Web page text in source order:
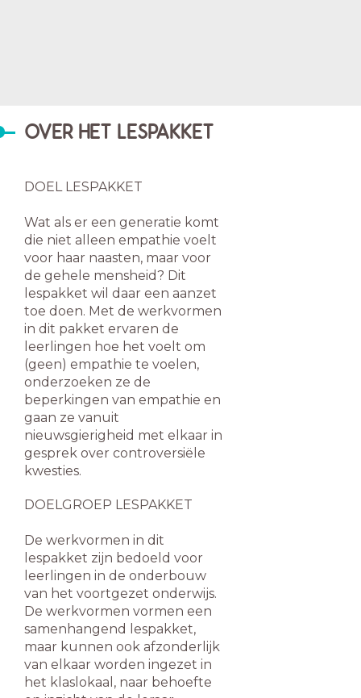
OVER HET LESPAKKET
DOEL LESPAKKET
Wat als er een generatie komt
die niet alleen empathie voelt
voor haar naasten, maar voor
de gehele mensheid? Dit
lespakket wil daar een aanzet
toe doen. Met de werkvormen
in dit pakket ervaren de
leerlingen hoe het voelt om
(geen) empathie te voelen,
onderzoeken ze de
beperkingen van empathie en
gaan ze vanuit
nieuwsgierigheid met elkaar in
gesprek over controversiële
kwesties.
DOELGROEP LESPAKKET
De werkvormen in dit
lespakket zijn bedoeld voor
leerlingen in de onderbouw
van het voortgezet onderwijs.
De werkvormen vormen een
samenhangend lespakket,
maar kunnen ook afzonderlijk
van elkaar worden ingezet in
het klaslokaal, naar behoefte